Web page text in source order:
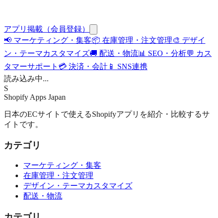
アプリ掲載（会員登録）
📢 マーケティング・集客📦 在庫管理・注文管理🎨 デザイ
ン・テーマカスタマイズ🚚 配送・物流📊 SEO・分析💬 カス
タマーサポート 💳 決済・会計 📱
SNS連携
読み込み中...
S
Shopify Apps Japan
日本のECサイトで使えるShopifyアプリを紹介・比較するサ
イトです。
カテゴリ
マーケティング・集客
在庫管理・注文管理
デザイン・テーマカスタマイズ
配送・物流